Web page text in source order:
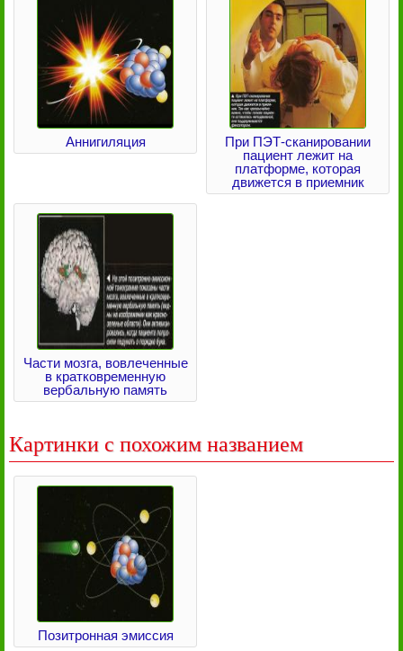
Аннигиляция
При ПЭТ-сканировании
пациент лежит на
платформе, которая
движется в приемник
Части мозга, вовлеченные
в кратковременную
вербальную память
Картинки с похожим названием
Позитронная эмиссия